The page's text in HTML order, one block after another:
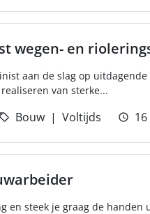
wegen- en
aan de slag op
van sterke...
Bouw Voltijds
en steek je graag de